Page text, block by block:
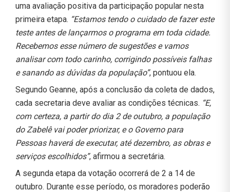
uma avaliação positiva da participação popular nesta
primeira etapa. “Estamos tendo o cuidado de fazer este
teste antes de lançarmos o programa em toda cidade.
Recebemos esse número de sugestões e vamos
analisar com todo carinho, corrigindo possíveis falhas
e sanando as dúvidas da população”, pontuou ela.
Segundo Geanne, após a conclusão da coleta de dados,
cada secretaria deve avaliar as condições técnicas. “E,
com certeza, a partir do dia 2 de outubro, a população
do Zabelê vai poder priorizar, e o Governo para
Pessoas haverá de executar, até dezembro, as obras e
serviços escolhidos”, afirmou a secretária.
A segunda etapa da votação ocorrerá de 2 a 14 de
outubro. Durante esse período, os moradores poderão